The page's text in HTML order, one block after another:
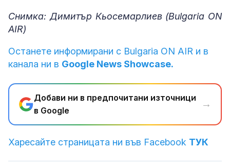
Снимка: Димитър Кьосемарлиев (Bulgaria ON
AIR)
Останете информирани с Bulgaria ON AIR и в
канала ни в Google News Showcase.
Добави ни в предпочитани източници
в Google
→
Харесайте страницата ни във Facebook ТУК